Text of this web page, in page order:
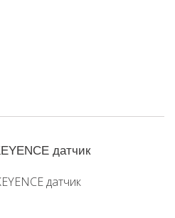
датчик
датчик